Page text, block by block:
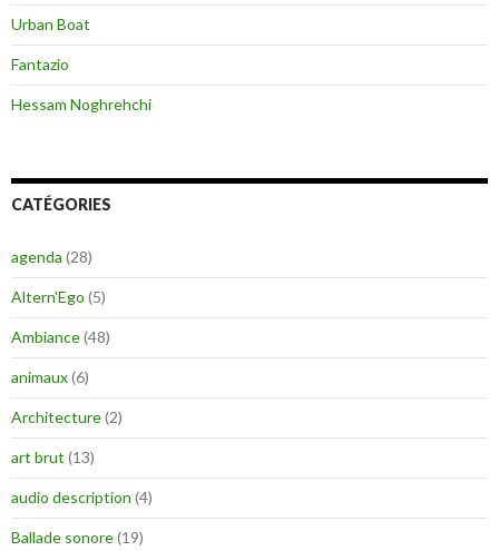
Urban Boat
Fantazio
Hessam Noghrehchi
CATÉGORIES
agenda (28)
Altern'Ego (5)
Ambiance(48)
animaux(6)
Architecture(2)
art brut (13)
audio description (4)
Ballade sonore(19)